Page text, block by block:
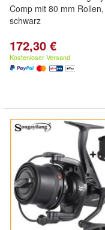
Comp mit 80 mm Rollen,
schwarz
172,30 €
Kostenloser Versand